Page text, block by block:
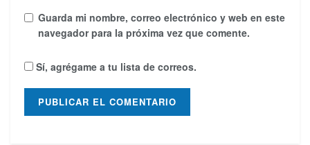
Guarda mi nombre, correo electrónico y web en este
navegador para la próxima vez que comente.
Sí, agrégame a tu lista de correos.